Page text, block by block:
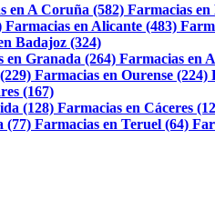
en A Coruña (582) Farmacias en
Farmacias en Alicante (483)
Badajoz (324)
en Granada (264) Farmacias en
Farmacias en Ourense (224)
(167)
(128) Farmacias en Cáceres
(77) Farmacias en Teruel (64)